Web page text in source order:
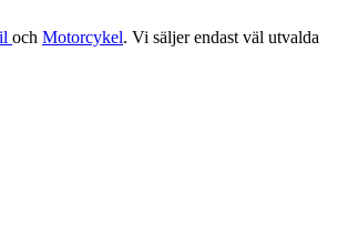
och Motorcykel. Vi säljer endast väl utvalda